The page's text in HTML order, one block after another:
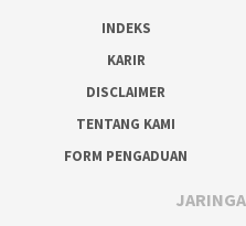
INDEKS
KARIR
DISCLAIMER
TENTANG KAMI
FORM PENGADUAN